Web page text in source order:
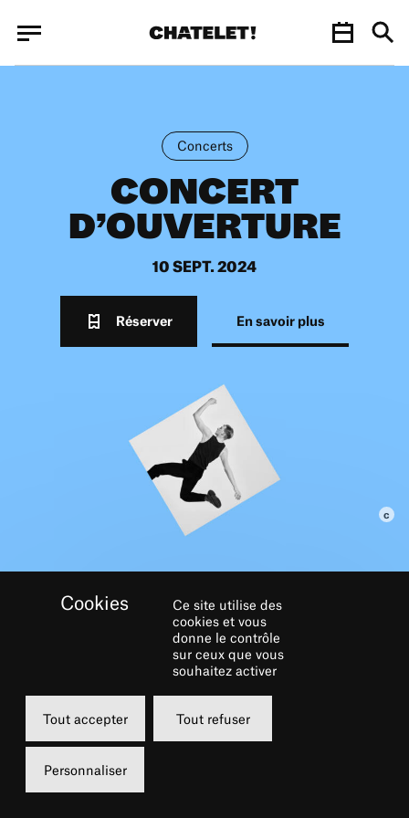
Concerts
CONCERT
D’OUVERTURE
10 SEPT. 2024
Réserver En savoir plus
GALERIE
Ce site utilise des
cookies et vous
donne le contrôle
sur ceux que vous
souhaitez activer
Tout accepter Tout refuser
Personnaliser